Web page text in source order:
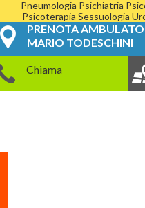
Pneumologia Psichiatria
Psicoterapia Sessuologia
PRENOTA
MARIO TODESCHINI
Chiama